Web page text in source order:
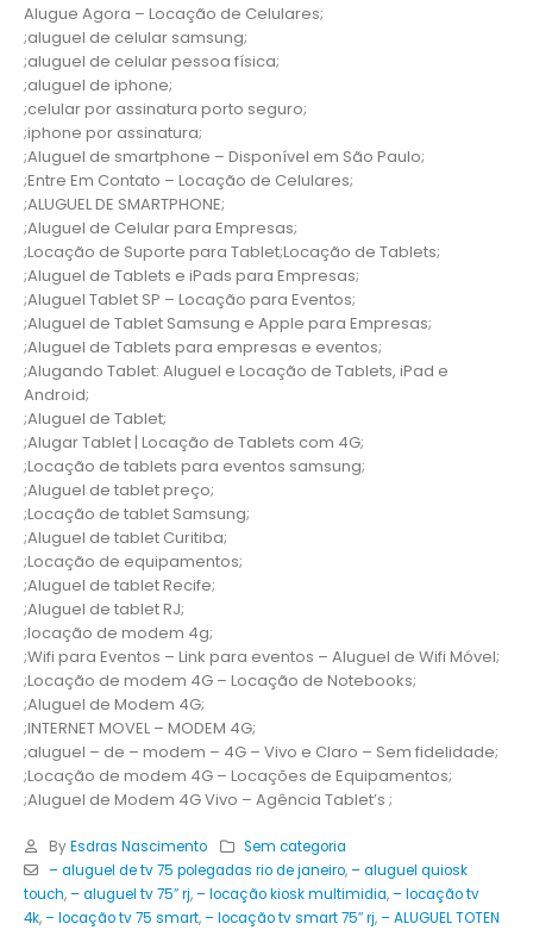
Alugue Agora – Locação de Celulares;
;aluguel de celular samsung;
;aluguel de celular pessoa física;
;aluguel de iphone;
;celular por assinatura porto seguro;
;iphone por assinatura;
;Aluguel de smartphone – Disponível em São Paulo;
;Entre Em Contato – Locação de Celulares;
;ALUGUEL DE SMARTPHONE;
;Aluguel de Celular para Empresas;
;Locação de Suporte para Tablet;Locação de Tablets;
;Aluguel de Tablets e iPads para Empresas;
;Aluguel Tablet SP – Locação para Eventos;
;Aluguel de Tablet Samsung e Apple para Empresas;
;Aluguel de Tablets para empresas e eventos;
;Alugando Tablet: Aluguel e Locação de Tablets, iPad e
Android;
;Aluguel de Tablet;
;Alugar Tablet | Locação de Tablets com 4G;
;Locação de tablets para eventos samsung;
;Aluguel de tablet preço;
;Locação de tablet Samsung;
;Aluguel de tablet Curitiba;
;Locação de equipamentos;
;Aluguel de tablet Recife;
;Aluguel de tablet RJ;
;locação de modem 4g;
;Wifi para Eventos – Link para eventos – Aluguel de Wifi Móvel;
;Locação de modem 4G – Locação de Notebooks;
;Aluguel de Modem 4G;
;INTERNET MOVEL – MODEM 4G;
;aluguel – de – modem – 4G – Vivo e Claro – Sem fidelidade;
;Locação de modem 4G – Locações de Equipamentos;
;Aluguel de Modem 4G Vivo – Agência Tablet’s ;
ByEsdras Nascimento
Sem categoria
– aluguel de tv 75 polegadas rio de janeiro,– aluguel quiosk
touch,– aluguel tv 75″ rj,– locação kiosk multimidia,– locação tv
4k,– locação tv 75 smart,– locação tv smart 75″ rj,– ALUGUEL TOTEN